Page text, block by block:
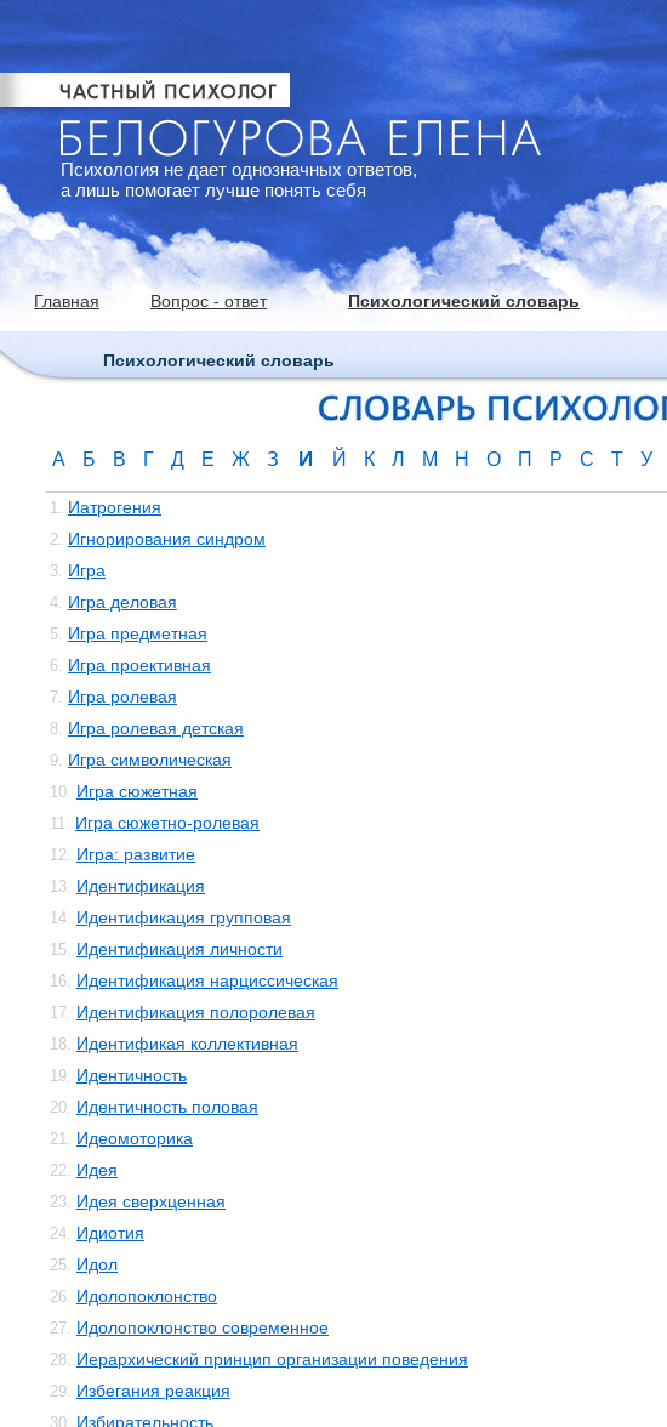
Психология не дает однозначных ответов,
а лишь помогает лучше понять себя
Главная Вопрос - ответ Психологический словарь
Психологический словарь
А Б В Г Д Е Ж З И Й К Л М Н О П Р С Т У
1. Иатрогения
2. Игнорирования синдром
3. Игра
4. Игра деловая
5. Игра предметная
6. Игра проективная
7. Игра ролевая
8. Игра ролевая детская
9. Игра символическая
10. Игра сюжетная
11. Игра сюжетно-ролевая
12. Игра: развитие
13. Идентификация
14. Идентификация групповая
15. Идентификация личности
16. Идентификация нарциссическая
17. Идентификация полоролевая
18. Идентификая коллективная
19. Идентичность
20. Идентичность половая
21. Идеомоторика
22. Идея
23. Идея сверхценная
24. Идиотия
25. Идол
26. Идолопоклонство
27. Идолопоклонство современное
28. Иерархический принцип организации поведения
29. Избегания реакция
30. Избирательность